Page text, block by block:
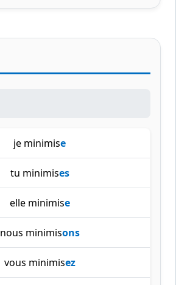
je minimise
tu minimises
elle minimise
nous minimisons
vous minimisez